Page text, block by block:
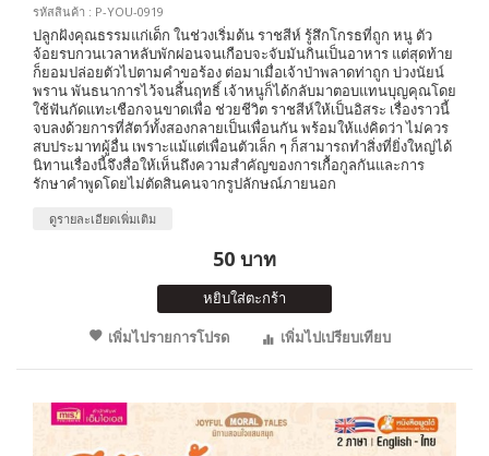
รหัสสินค้า : P-YOU-0919
ปลูกฝังคุณธรรมแก่เด็ก ในช่วงเริ่มต้น ราชสีห์ รู้สึกโกรธที่ถูก หนู ตัว
จ้อยรบกวนเวลาหลับพักผ่อนจนเกือบจะจับมันกินเป็นอาหาร แต่สุดท้าย
ก็ยอมปล่อยตัวไปตามคำขอร้อง ต่อมาเมื่อเจ้าป่าพลาดท่าถูก บ่วงนัยน์
พราน พันธนาการไว้จนสิ้นฤทธิ์ เจ้าหนูก็ได้กลับมาตอบแทนบุญคุณโดย
ใช้ฟันกัดแทะเชือกจนขาดเพื่อ ช่วยชีวิต ราชสีห์ให้เป็นอิสระ เรื่องราวนี้
จบลงด้วยการที่สัตว์ทั้งสองกลายเป็นเพื่อนกัน พร้อมให้แง่คิดว่า ไม่ควร
สบประมาทผู้อื่น เพราะแม้แต่เพื่อนตัวเล็ก ๆ ก็สามารถทำสิ่งที่ยิ่งใหญ่ได้
นิทานเรื่องนี้จึงสื่อให้เห็นถึงความสำคัญของการเกื้อกูลกันและการ
รักษาคำพูดโดยไม่ตัดสินคนจากรูปลักษณ์ภายนอก
ดูรายละเอียดเพิ่มเติม
50 บาท
หยิบใส่ตะกร้า
เพิ่มไปรายการโปรด
เพิ่มไปเปรียบเทียบ